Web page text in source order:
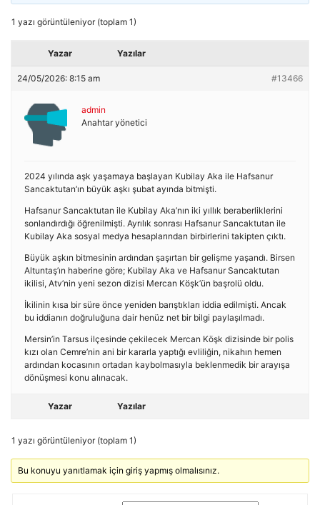
1 yazı görüntüleniyor (toplam 1)
Yazar Yazılar
24/05/2026: 8:15 am #13466
admin
Anahtar yönetici
2024 yılında aşk yaşamaya başlayan Kubilay Aka ile Hafsanur
Sancaktutan’ın büyük aşkı şubat ayında bitmişti.
Hafsanur Sancaktutan ile Kubilay Aka’nın iki yıllık beraberliklerini
sonlandırdığı öğrenilmişti. Ayrılık sonrası Hafsanur Sancaktutan ile
Kubilay Aka sosyal medya hesaplarından birbirlerini takipten çıktı.
Büyük aşkın bitmesinin ardından şaşırtan bir gelişme yaşandı. Birsen
Altuntaş’ın haberine göre; Kubilay Aka ve Hafsanur Sancaktutan
ikilisi, Atv’nin yeni sezon dizisi Mercan Köşk’ün başrolü oldu.
İkilinin kısa bir süre önce yeniden barıştıkları iddia edilmişti. Ancak
bu iddianın doğruluğuna dair henüz net bir bilgi paylaşılmadı.
Mersin’in Tarsus ilçesinde çekilecek Mercan Köşk dizisinde bir polis
kızı olan Cemre’nin ani bir kararla yaptığı evliliğin, nikahın hemen
ardından kocasının ortadan kaybolmasıyla beklenmedik bir arayışa
dönüşmesi konu alınacak.
Yazar Yazılar
1 yazı görüntüleniyor (toplam 1)
Bu konuyu yanıtlamak için giriş yapmış olmalısınız.